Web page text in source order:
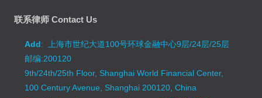
联系律师 Contact Us
Add: 上海市世纪大道100号环球金融中心9层/24层/25层
邮编:200120
9th/24th/25th Floor, Shanghai World Financial Center,
100 Century Avenue, Shanghai 200120, China